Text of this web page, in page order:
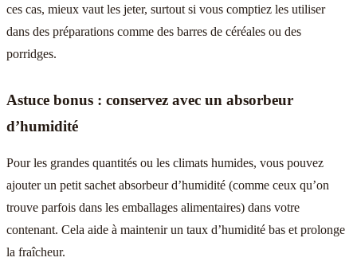
ces cas, mieux vaut les jeter, surtout si vous comptiez les utiliser
dans des préparations comme des barres de céréales ou des
porridges.
Astuce bonus : conservez avec un absorbeur
d’humidité
Pour les grandes quantités ou les climats humides, vous pouvez
ajouter un petit sachet absorbeur d’humidité (comme ceux qu’on
trouve parfois dans les emballages alimentaires) dans votre
contenant. Cela aide à maintenir un taux d’humidité bas et prolonge
la fraîcheur.